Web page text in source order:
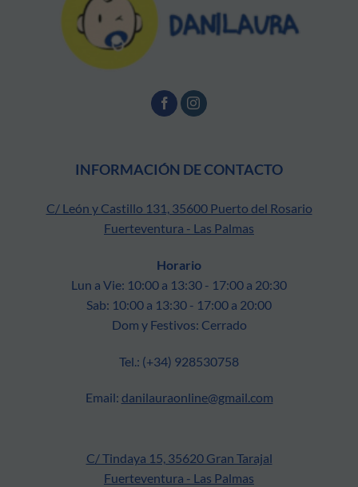
INFORMACIÓN DE CONTACTO
C/ León y Castillo 131, 35600 Puerto del Rosario
Fuerteventura - Las Palmas
Horario
Lun a Vie: 10:00 a 13:30 - 17:00 a 20:30
Sab: 10:00 a 13:30 - 17:00 a 20:00
Dom y Festivos: Cerrado
Tel.: (+34) 928530758
Email: danilauraonline@gmail.com
C/ Tindaya 15, 35620 Gran Tarajal
Fuerteventura - Las Palmas